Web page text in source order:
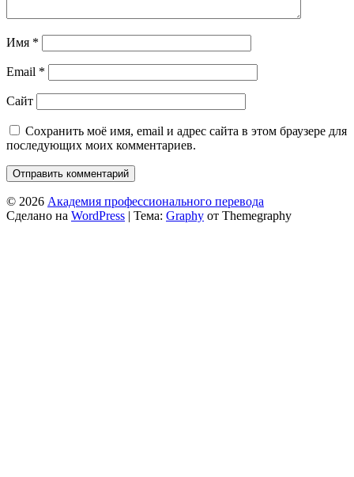
Имя *
Email *
Сайт
Сохранить моё имя, email и адрес сайта в этом браузере для
последующих моих комментариев.
© 2026 Академия профессионального перевода
Сделано на WordPress | Тема: Graphy от Themegraphy